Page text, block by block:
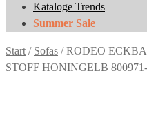
Kataloge Trends
Summer Sale
Start / Sofas /RODEO
STOFF HONINGELB